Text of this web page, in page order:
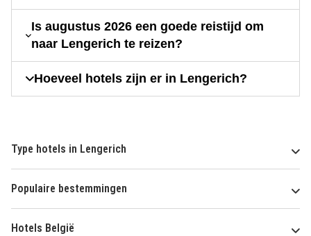
Is augustus 2026 een goede reistijd om
naar Lengerich te reizen?
Hoeveel hotels zijn er in Lengerich?
Type hotels in Lengerich
Populaire bestemmingen
Hotels België